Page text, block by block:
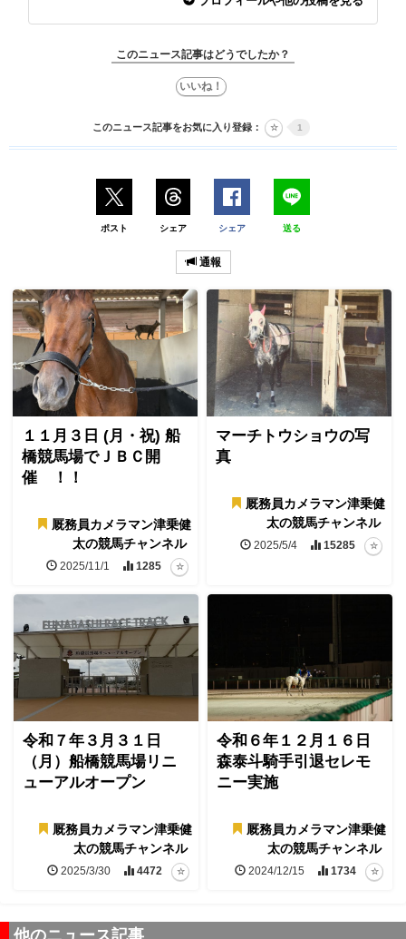
このニュース記事はどうでしたか？
このニュース記事をお気に入り登録： 1
ポスト シェア シェア 送る
通報
１１月３日 (月・祝) 船
橋競馬場でＪＢＣ開
催 ！！
厩務員カメラマン津乗健
太の競馬チャンネル
2025/11/1 1285
マーチトウショウの写
真
厩務員カメラマン津乗健
太の競馬チャンネル
2025/5/4 15285
令和７年３月３１日
（月）船橋競馬場リニ
ューアルオープン
厩務員カメラマン津乗健
太の競馬チャンネル
2025/3/30 4472
令和６年１２月１６日
森泰斗騎手引退セレモ
ニー実施
厩務員カメラマン津乗健
太の競馬チャンネル
2024/12/15 1734
他のニュース記事